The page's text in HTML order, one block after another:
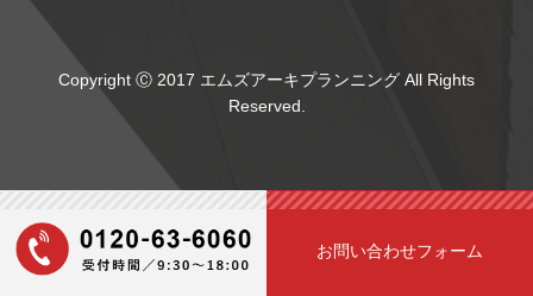
お問い合わせフォーム
Copyright Ⓒ 2017 エムズアーキプランニング All Rights
Reserved.